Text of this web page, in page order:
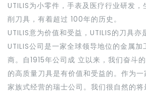
UTILIS为小零件，手表及医疗行业研发
削刀具，有着超过 100年的历史。
UTILIS意为价值和受益，UTILIS的刀具亦
UTILIS公司是一家全球领导地位的金属
商。自1915年公司成 立以来，我们奋斗
的高质量刀具是有价值和受益的。作为
家族式经营的瑞士公司。我们很自然的